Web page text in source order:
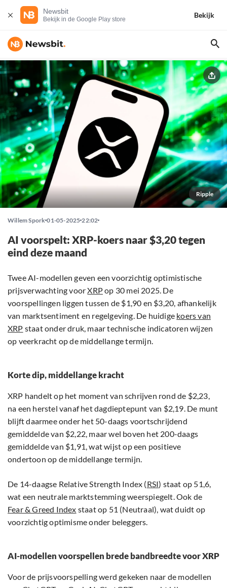
Newsbit
Bekijk in de Google Play store
Bekijk
Ripple
Willem Spork 01-05-2025 22:02
AI voorspelt: XRP-koers naar $3,20 tegen
eind deze maand
Twee AI-modellen geven een voorzichtig optimistische
prijsverwachting voorXRPop 30 mei 2025. De
voorspellingen liggen tussen de $1,90 en $3,20, afhankelijk
van marktsentiment en regelgeving. De huidige koers van
XRP staat onder druk, maar technische indicatoren wijzen
op veerkracht op de middellange termijn.
Korte dip, middellange kracht
XRP handelt op het moment van schrijven rond de $2,23,
na een herstel vanaf het dagdieptepunt van $2,19. De munt
blijft daarmee onder het 50-daags voortschrijdend
gemiddelde van $2,22, maar wel boven het 200-daags
gemiddelde van $1,91, wat wijst op een positieve
ondertoon op de middellange termijn.
De 14-daagse Relative Strength Index (RSI) staat op 51,6,
wat een neutrale marktstemming weerspiegelt. Ook de
Fear & Greed Index staat op 51 (Neutraal), wat duidt op
voorzichtig optimisme onder beleggers.
AI-modellen voorspellen brede bandbreedte voor XRP
Voor de prijsvoorspelling werd gekeken naar de modellen